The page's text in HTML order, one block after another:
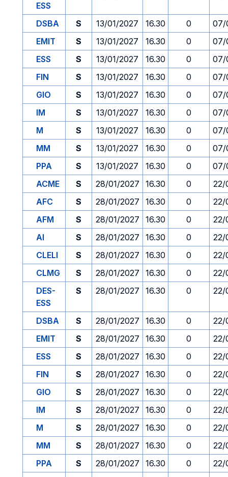
ESS
DSBA S 13/01/2027 16.30 0
07/
EMIT
S 13/01/2027 16.30 0
07/
ESS
S 13/01/2027 16.30 0
07/
FIN
S 13/01/2027 16.30 0
07/
GIO
S 13/01/2027 16.30 0
07/
IM
S 13/01/2027 16.30 0
07/
M
S 13/01/2027 16.30 0
07/
MM
S 13/01/2027 16.30 0
07/
PPA
S 13/01/2027 16.30 0
07/
ACME
S 28/01/2027 16.30 0
22/
AFC
S 28/01/2027 16.30 0
22/
AFM
S 28/01/2027 16.30 0
22/
AI
S 28/01/2027 16.30 0
22/
CLELI
S 28/01/2027 16.30 0
22/
CLMG
S 28/01/2027 16.30 0
22/
DES-
ESS
S 28/01/2027 16.30 0 22/
DSBA S 28/01/2027 16.30 0
22/
EMIT
S 28/01/2027 16.30 0
22/
ESS
S 28/01/2027 16.30 0
22/
FIN
S 28/01/2027 16.30 0
22/
GIO
S 28/01/2027 16.30 0
22/
IM
S 28/01/2027 16.30 0
22/
M
S 28/01/2027 16.30 0
22/
MM
S 28/01/2027 16.30 0
22/
PPA
S 28/01/2027 16.30 0
22/